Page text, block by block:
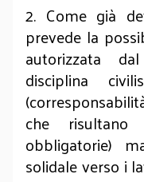
2. Come già
prevede la
autorizzata
disciplina
che risultano
obbligatorie)
solidale verso i